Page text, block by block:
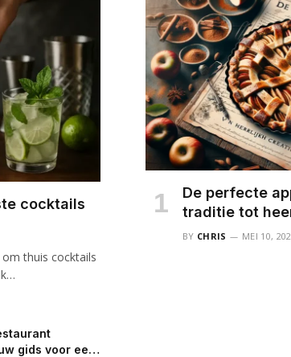
cocktails
thuis cocktails
gids voor een
De perfecte
traditie tot
BY CHRIS MEI 10,